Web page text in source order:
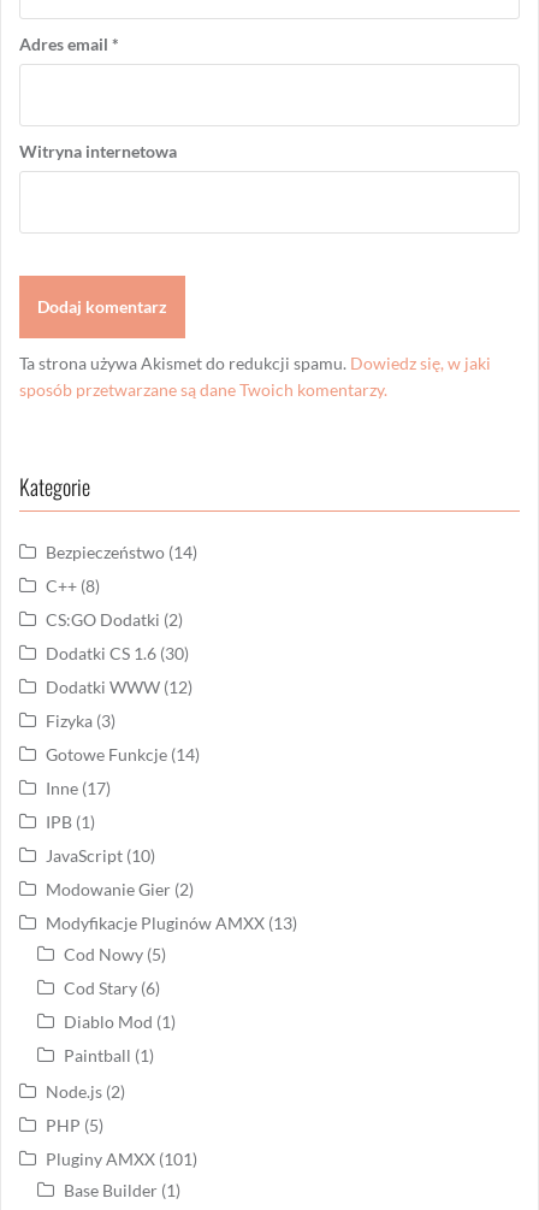
Adres email *
Witryna internetowa
Ta strona używa Akismet do redukcji spamu. Dowiedz się, w jaki
sposób przetwarzane są dane Twoich komentarzy.
Kategorie
Bezpieczeństwo (14)
C++ (8)
CS:GO Dodatki (2)
Dodatki CS 1.6 (30)
Dodatki WWW (12)
Fizyka (3)
Gotowe Funkcje (14)
Inne (17)
IPB (1)
JavaScript (10)
Modowanie Gier (2)
Modyfikacje Pluginów AMXX (13)
Cod Nowy (5)
Cod Stary (6)
Diablo Mod (1)
Paintball (1)
Node.js (2)
PHP (5)
Pluginy AMXX (101)
Base Builder (1)